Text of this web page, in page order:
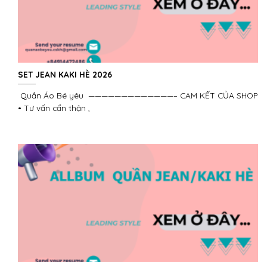
SET JEAN KAKI HÈ 2026
Quần Áo Bé yêu —————————————– CAM KẾT CỦA SHOP
• Tư vấn cẩn thận ,